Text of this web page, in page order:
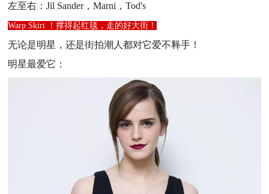
左至右：Jil Sander，Marni，Tod's
Warp Skirt ！撑得起红毯，走的好大街！
无论是明星，还是街拍潮人都对它爱不释手！
明星最爱它：